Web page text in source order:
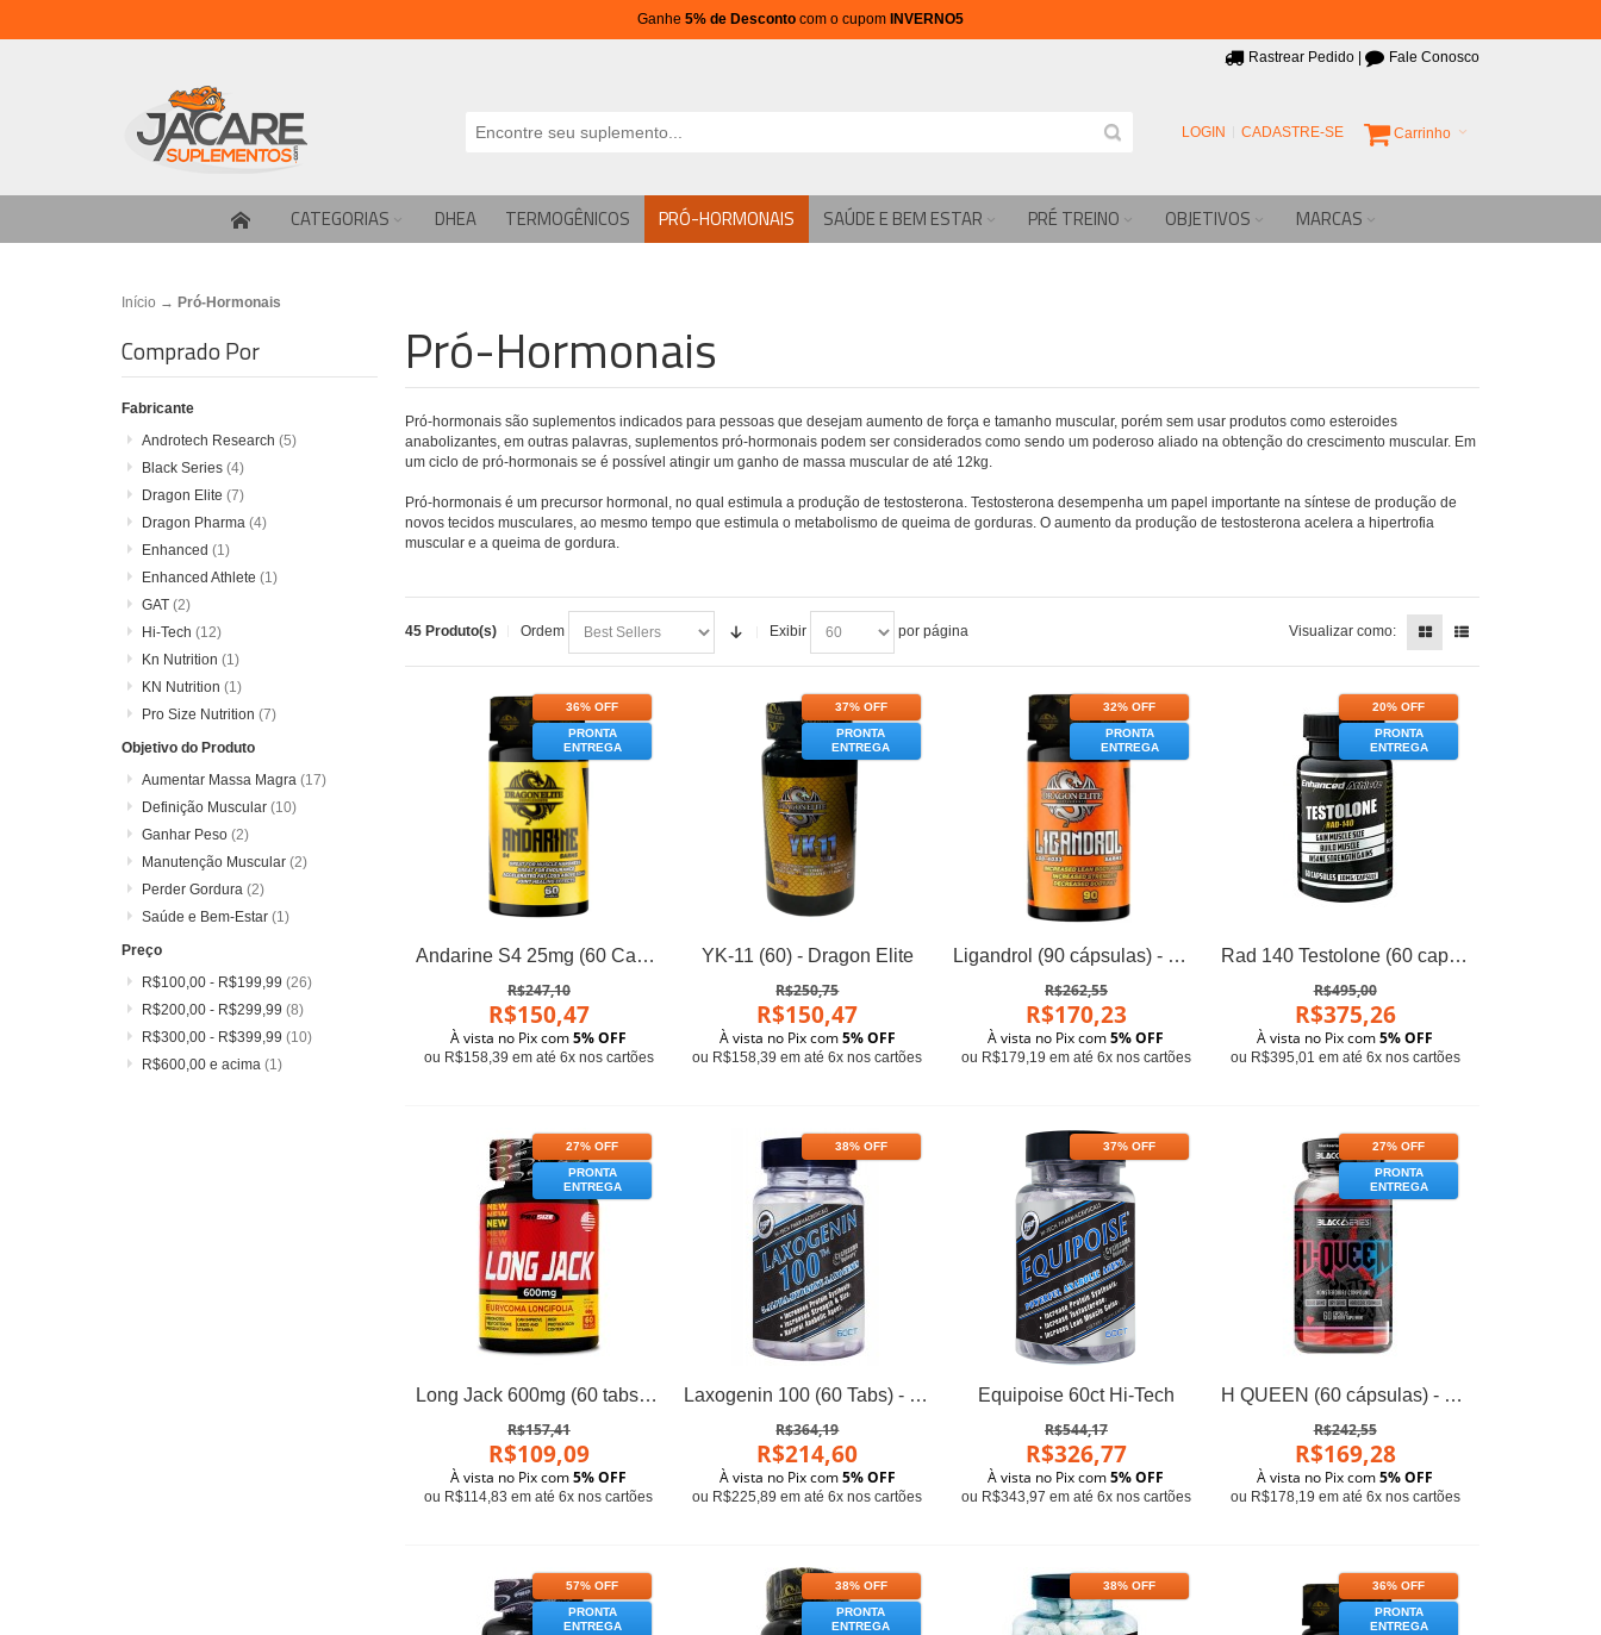
Ganhe 5% de Desconto com o cupom INVERNO5
Rastrear Pedido Fale Conosco
Carrinho
LOGIN CADASTRE-SE
CATEGORIAS DHEA TERMOGÊNICOS PRÓ-HORMONAIS SAÚDE E BEM ESTAR PRÉ TREINO OBJETIVOS MARCAS
Início → Pró-Hormonais
Pró-Hormonais
Pró-hormonais são suplementos indicados para pessoas que desejam aumento de força e tamanho muscular, porém sem usar produtos como esteroides
anabolizantes, em outras palavras, suplementos pró-hormonais podem ser considerados como sendo um poderoso aliado na obtenção do crescimento muscular. Em
um ciclo de pró-hormonais se é possível atingir um ganho de massa muscular de até 12kg.
Pró-hormonais é um precursor hormonal, no qual estimula a produção de testosterona. Testosterona desempenha um papel importante na síntese de produção de
novos tecidos musculares, ao mesmo tempo que estimula o metabolismo de queima de gorduras. O aumento da produção de testosterona acelera a hipertrofia
muscular e a queima de gordura.
45 Produto(s) Ordem Exibir por página Visualizar como:
36% OFF
PRONTA
ENTREGA
Andarine S4 25mg (60 Caps) - Dragon Elite
R$247,10
R$150,47
À vista no Pix com5% OFF
ou R$158,39 em até 6x nos cartões
37% OFF
PRONTA
ENTREGA
YK-11 (60) - Dragon Elite
R$250,75
R$150,47
À vista no Pix com5% OFF
ou R$158,39 em até 6x nos cartões
32% OFF
PRONTA
ENTREGA
Ligandrol (90 cápsulas) - Dragon Elite
R$262,55
R$170,23
À vista no Pix com5% OFF
ou R$179,19 em até 6x nos cartões
20% OFF
PRONTA
ENTREGA
Rad 140 Testolone (60 caps) - Enhanced Athlete
R$495,00
R$375,26
À vista no Pix com5% OFF
ou R$395,01 em até 6x nos cartões
27% OFF
PRONTA
ENTREGA
Long Jack 600mg (60 tabs) - Pro Size Nutrition
R$157,41
R$109,09
À vista no Pix com5% OFF
ou R$114,83 em até 6x nos cartões
38% OFF
Laxogenin 100 (60 Tabs) - Hi-Tech Pharmaceuticals
R$364,19
R$214,60
À vista no Pix com5% OFF
ou R$225,89 em até 6x nos cartões
37% OFF
Equipoise 60ct Hi-Tech
R$544,17
R$326,77
À vista no Pix com5% OFF
ou R$343,97 em até 6x nos cartões
27% OFF
PRONTA
ENTREGA
H QUEEN (60 cápsulas) - Black Series
R$242,55
R$169,28
À vista no Pix com5% OFF
ou R$178,19 em até 6x nos cartões
57% OFF
PRONTA
ENTREGA
38% OFF
PRONTA
ENTREGA
38% OFF
36% OFF
PRONTA
ENTREGA
Comprado Por
Fabricante
Androtech Research (5)
Black Series (4)
Dragon Elite (7)
Dragon Pharma (4)
Enhanced (1)
Enhanced Athlete (1)
GAT (2)
Hi-Tech (12)
Kn Nutrition (1)
KN Nutrition (1)
Pro Size Nutrition (7)
Objetivo do Produto
Aumentar Massa Magra (17)
Definição Muscular (10)
Ganhar Peso (2)
Manutenção Muscular (2)
Perder Gordura (2)
Saúde e Bem-Estar (1)
Preço
R$100,00 - R$199,99 (26)
R$200,00 - R$299,99 (8)
R$300,00 - R$399,99 (10)
R$600,00 e acima (1)